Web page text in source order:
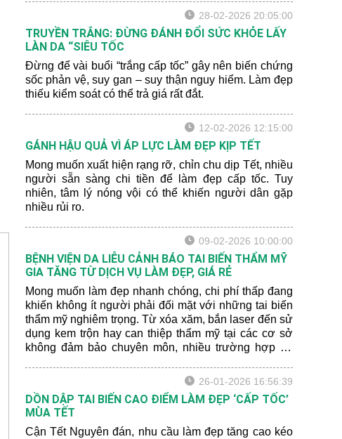
28-02-2026 20:05:00
TRUYỀN TRẮNG: ĐỪNG ĐÁNH ĐỔI SỨC KHỎE LẤY
LÀN DA “SIÊU TỐC
Đừng để vài buổi “trắng cấp tốc” gây nên biến chứng
sốc phản vệ, suy gan – suy thận nguy hiểm. Làm đẹp
thiếu kiểm soát có thể trả giá rất đắt.
12-02-2026 12:15:00
GÁNH HẬU QUẢ VÌ ÁP LỰC LÀM ĐẸP KỊP TẾT
Mong muốn xuất hiện rạng rỡ, chỉn chu dịp Tết, nhiều
người sẵn sàng chi tiền để làm đẹp cấp tốc. Tuy
nhiên, tâm lý nóng vội có thể khiến người dân gặp
nhiều rủi ro.
09-02-2026 10:00:00
BỆNH VIỆN DA LIỄU CẢNH BÁO TAI BIẾN THẨM MỸ
GIA TĂNG TỪ DỊCH VỤ LÀM ĐẸP, GIÁ RẺ
Mong muốn làm đẹp nhanh chóng, chi phí thấp đang
khiến không ít người phải đối mặt với những tai biến
thẩm mỹ nghiêm trọng. Từ xóa xăm, bắn laser đến sử
dụng kem trộn hay can thiệp thẩm mỹ tại các cơ sở
không đảm bảo chuyên môn, nhiều trường hợp đã
26-01-2026 16:56:39
DỒN DẬP TAI BIẾN CAO ĐIỂM LÀM ĐẸP ‘CẤP TỐC’
MÙA TẾT
Cận Tết Nguyên đán, nhu cầu làm đẹp tăng cao kéo